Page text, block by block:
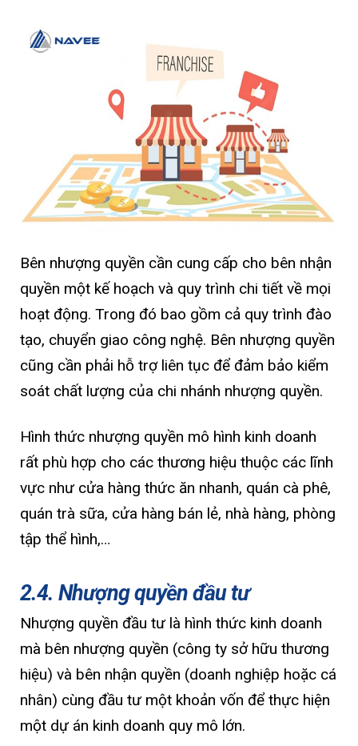
Bên nhượng quyền cần cung cấp cho bên nhận
quyền một kế hoạch và quy trình chi tiết về mọi
hoạt động. Trong đó bao gồm cả quy trình đào
tạo, chuyển giao công nghệ. Bên nhượng quyền
cũng cần phải hỗ trợ liên tục để đảm bảo kiểm
soát chất lượng của chi nhánh nhượng quyền.
Hình thức nhượng quyền mô hình kinh doanh
rất phù hợp cho các thương hiệu thuộc các lĩnh
vực như cửa hàng thức ăn nhanh, quán cà phê,
quán trà sữa, cửa hàng bán lẻ, nhà hàng, phòng
tập thể hình,…
2.4. Nhượng quyền đầu tư
Nhượng quyền đầu tư là hình thức kinh doanh
mà bên nhượng quyền (công ty sở hữu thương
hiệu) và bên nhận quyền (doanh nghiệp hoặc cá
nhân) cùng đầu tư một khoản vốn để thực hiện
một dự án kinh doanh quy mô lớn.